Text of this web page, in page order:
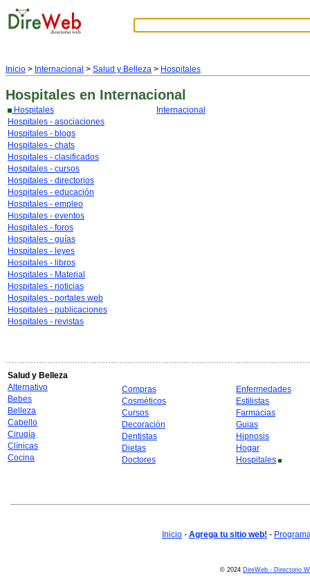
Inicio > Internacional > Salud y Belleza > Hospitales
Hospitales en Internacional
Hospitales
Hospitales - asociaciones
Hospitales - blogs
Hospitales - chats
Hospitales - clasificados
Hospitales - cursos
Hospitales - directorios
Hospitales - educación
Hospitales - empleo
Hospitales - eventos
Hospitales - foros
Hospitales - guías
Hospitales - leyes
Hospitales - libros
Hospitales - Material
Hospitales - noticias
Hospitales - portales web
Hospitales - publicaciones
Hospitales - revistas
Internacional
Salud y Belleza
Alternativo
Bebes
Belleza
Cabello
Cirugía
Clínicas
Cocina
Compras
Cosméticos
Cursos
Decoración
Dentistas
Dietas
Doctores
Enfermedades
Estilistas
Farmacias
Guias
Hipnosis
Hogar
Hospitales
Inicio - Agrega tu sitio web! -
© 2024 DireWeb - Directorio